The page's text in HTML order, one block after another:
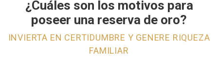
¿Cuáles son los motivos para
poseer una reserva de oro?
INVIERTA EN CERTIDUMBRE Y GENERE RIQUEZA
FAMILIAR